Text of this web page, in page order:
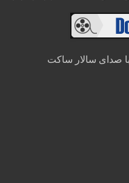
صدای سالار ساکت